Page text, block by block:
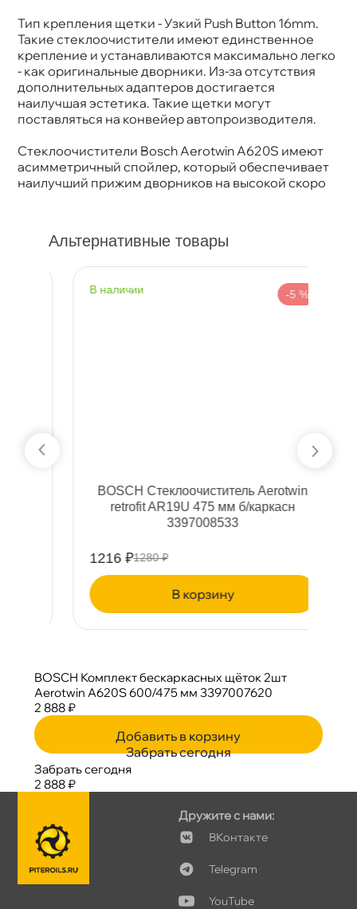
Тип крепления щетки - Узкий Push Button 16mm.
Такие стеклоочистители имеют единственное
крепление и устанавливаются максимально легко
- как оригинальные дворники. Из-за отсутствия
дополнительных адаптеров достигается
наилучшая эстетика. Такие щетки могут
поставляться на конвейер автопроизводителя.
Стеклоочистители Bosch Aerotwin A620S имеют
асимметричный спойлер, который обеспечивает
наилучший прижим дворников на высокой скоро
Альтернативные товары
наличии -5 %
BOSCH Стеклоочиститель Aerotwin
retrofit AR19U 475 мм б/каркасн
3397008533
1216 ₽1280 ₽
корзину
BOSCH Комплект бескаркасных щёток 2шт
Aerotwin A620S 600/475 мм 3397007620
2 888 ₽
Добавить в корзину
Забрать сегодня
Забрать сегодня
2 888 ₽
Дружите с нами:
Контакте
Telegram
YouTube